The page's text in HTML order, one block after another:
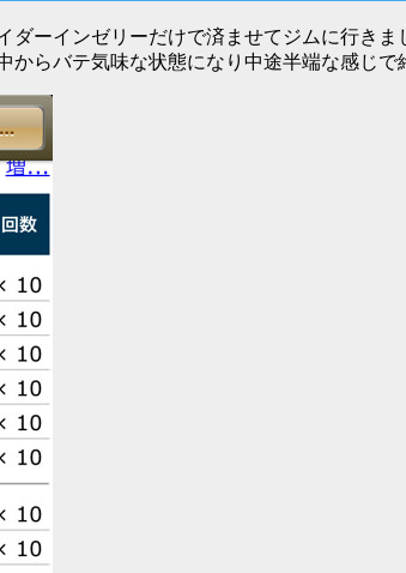
ーインゼリーだけで済ませてジムに行きま
らバテ気味な状態になり中途半端な感じ